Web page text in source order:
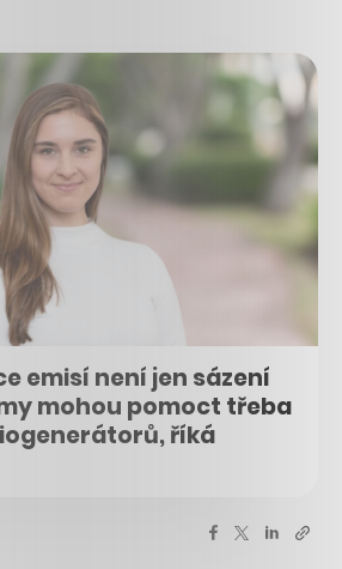
emisí není jen sázení
mohou pomoct třeba
říká